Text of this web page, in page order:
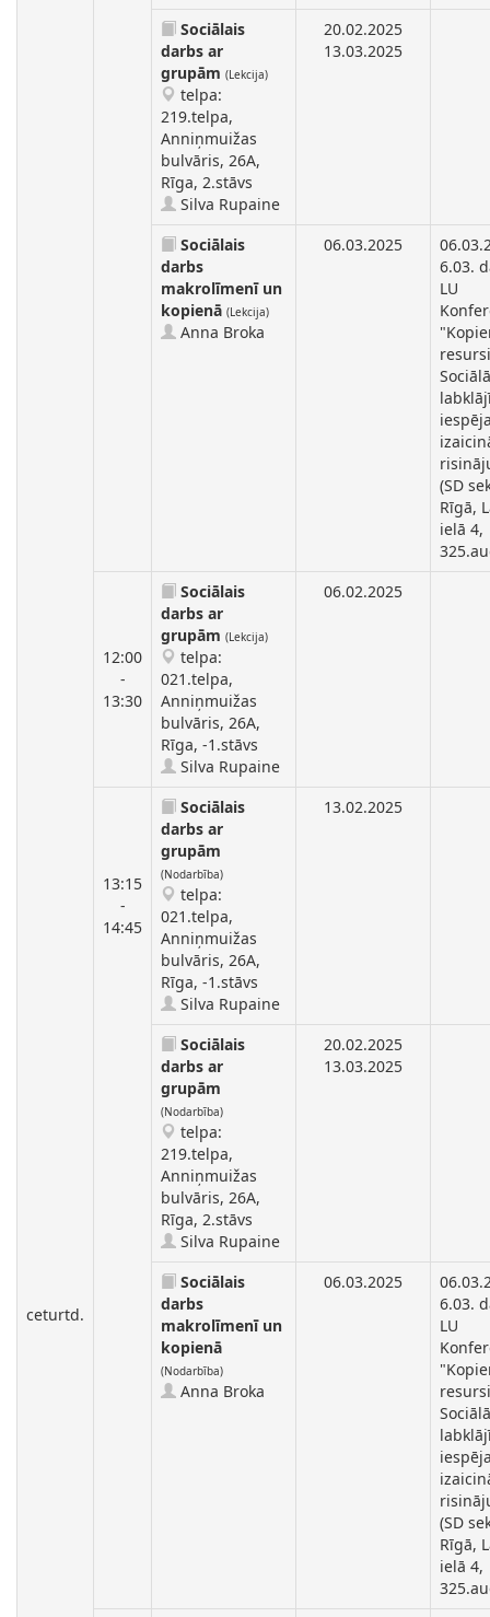
ceturtd.
Sociālais
darbs ar
grupām (Lekcija)
telpa:
219.telpa,
Anniņmuižas
bulvāris, 26A,
Rīga, 2.stāvs
Silva Rupaine
20.02.2025
13.03.2025
Sociālais
darbs
makrolīmenī un
kopienā (Lekcija)
Anna Broka
06.03.2025
6.03.
LU
Sociālā
(SD
Rīgā,
ielā 4,
12:00
-
13:30
Sociālais
darbs ar
grupām (Lekcija)
telpa:
021.telpa,
Anniņmuižas
bulvāris, 26A,
Rīga, -1.stāvs
Silva Rupaine
06.02.2025
13:15
-
14:45
Sociālais
darbs ar
grupām
(Nodarbība)
telpa:
021.telpa,
Anniņmuižas
bulvāris, 26A,
Rīga, -1.stāvs
Silva Rupaine
13.02.2025
Sociālais
darbs ar
grupām
(Nodarbība)
telpa:
219.telpa,
Anniņmuižas
bulvāris, 26A,
Rīga, 2.stāvs
Silva Rupaine
20.02.2025
13.03.2025
Sociālais
darbs
makrolīmenī un
kopienā
(Nodarbība)
Anna Broka
06.03.2025
6.03.
LU
Sociālā
(SD
Rīgā,
ielā 4,